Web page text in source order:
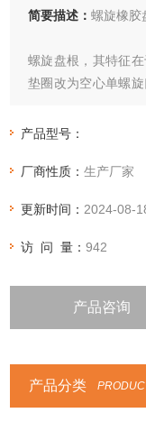
简要描述：螺旋橡胶
螺旋盘根，其特征
垫圈改为空心单螺
探针大电流针120 针
产品型号：
厂商性质：生产厂家
更新时间： 2024-08-
访 问 量：942
产品咨询
产品分类